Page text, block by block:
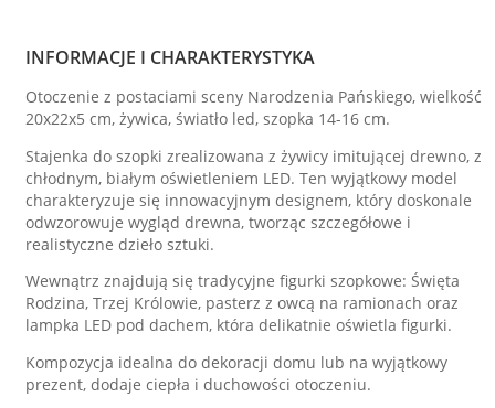
INFORMACJE I CHARAKTERYSTYKA
Otoczenie z postaciami sceny Narodzenia Pańskiego, wielkość
20x22x5 cm, żywica, światło led, szopka 14-16 cm.
Stajenka do szopki zrealizowana z żywicy imitującej drewno, z
chłodnym, białym oświetleniem LED. Ten wyjątkowy model
charakteryzuje się innowacyjnym designem, który doskonale
odwzorowuje wygląd drewna, tworząc szczegółowe i
realistyczne dzieło sztuki.
Wewnątrz znajdują się tradycyjne figurki szopkowe: Święta
Rodzina, Trzej Królowie, pasterz z owcą na ramionach oraz
lampka LED pod dachem, która delikatnie oświetla figurki.
Kompozycja idealna do dekoracji domu lub na wyjątkowy
prezent, dodaje ciepła i duchowości otoczeniu.